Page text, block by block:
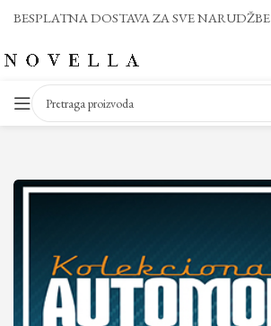
BESPLATNA DOSTAVA ZA SVE NARUDŽBE